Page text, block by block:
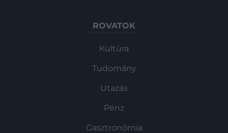
ROVATOK
Kultúra
Tudomány
Utazás
Pénz
Gasztronómia